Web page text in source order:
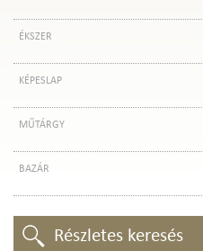
ÉKSZER
KÉPESLAP
MŰTÁRGY
BAZÁR
Részletes keresés